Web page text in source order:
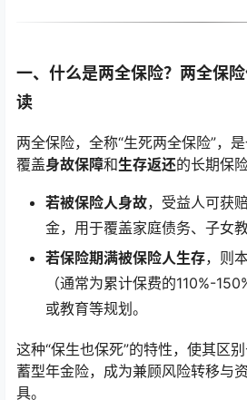
一、什么是两全保险？两全保
读
两全保险，全称“生死两全保险”，
覆盖身故保障和生存返还的长期保
若被保险人身故，受益人可获
金，用于覆盖家庭债务、子女
若保险期满被保险人生存，则
（通常为累计保费的110%-
或教育等规划。
这种“保生也保死”的特性，使其区
蓄型年金险，成为兼顾风险转移与
具。